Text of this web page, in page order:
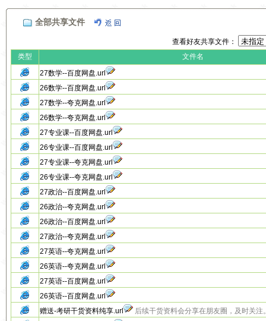
全部共享文件
查看好友共享文件：
类型
文件名
27数学--百度网盘.url
26数学--百度网盘.url
27数学--夸克网盘.url
26数学--夸克网盘.url
27专业课--百度网盘.url
26专业课--百度网盘.url
27专业课--夸克网盘.url
26专业课--夸克网盘.url
27政治--百度网盘.url
26政治--夸克网盘.url
26政治--百度网盘.url
27政治--夸克网盘.url
27英语--夸克网盘.url
26英语--夸克网盘.url
27英语--百度网盘.url
26英语--百度网盘.url
赠送-考研干货资料纯享.url
后续干货资料会分享在朋友圈，及时关注